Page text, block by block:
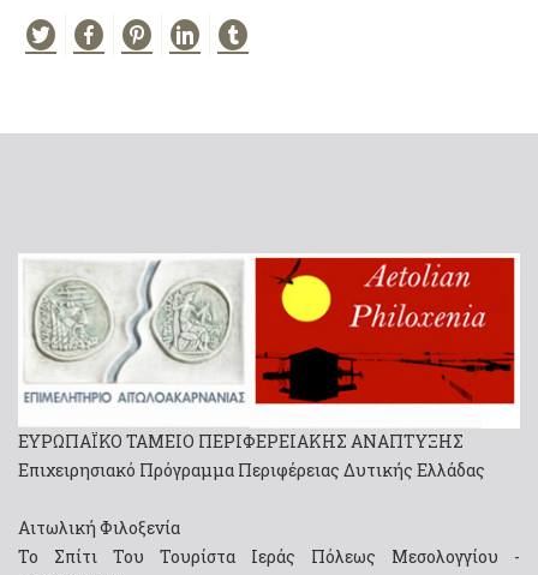
ΕΥΡΩΠΑΪΚΟ ΤΑΜΕΙΟ ΠΕΡΙΦΕΡΕΙΑΚΗΣ ΑΝΑΠΤΥΞΗΣ
Επιχειρησιακό Πρόγραμμα Περιφέρειας Δυτικής Ελλάδας
Αιτωλική Φιλοξενία
Το Σπίτι Του Τουρίστα Ιεράς Πόλεως Μεσολογγίου -